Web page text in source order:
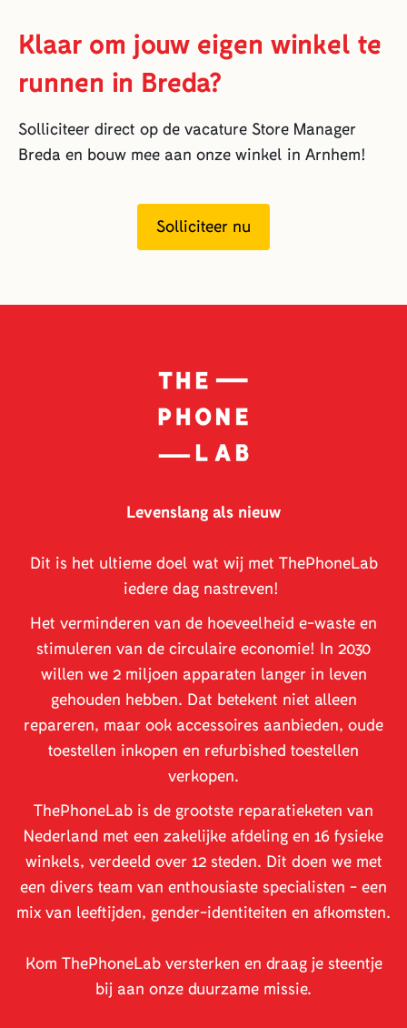
Klaar om jouw eigen winkel te
runnen in Breda?
Solliciteer direct op de vacature Store Manager
Breda en bouw mee aan onze winkel in Arnhem!
Solliciteer nu
Levenslang als nieuw
Dit is het ultieme doel wat wij met ThePhoneLab
iedere dag nastreven!
Het verminderen van de hoeveelheid e-waste en
stimuleren van de circulaire economie! In 2030
willen we 2 miljoen apparaten langer in leven
gehouden hebben. Dat betekent niet alleen
repareren, maar ook accessoires aanbieden, oude
toestellen inkopen en refurbished toestellen
verkopen.
ThePhoneLab is de grootste reparatieketen van
Nederland met een zakelijke afdeling en 16 fysieke
winkels, verdeeld over 12 steden. Dit doen we met
een divers team van enthousiaste specialisten - een
mix van leeftijden, gender-identiteiten en afkomsten.
Kom ThePhoneLab versterken en draag je steentje
bij aan onze duurzame missie.